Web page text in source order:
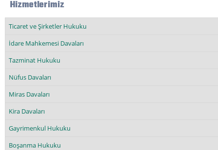
Hizmetlerimiz
Ticaret ve Şirketler Hukuku
İdare Mahkemesi Davaları
Tazminat Hukuku
Nüfus Davaları
Miras Davaları
Kira Davaları
Gayrimenkul Hukuku
Boşanma Hukuku